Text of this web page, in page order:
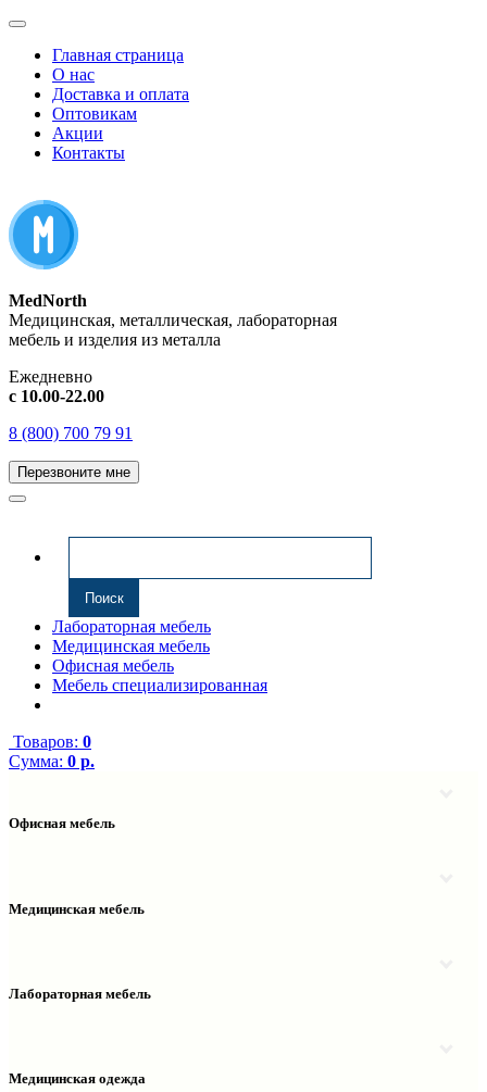
Главная страница
О нас
Доставка и оплата
Оптовикам
Акции
Контакты
MedNorth
Медицинская, металлическая, лабораторная
мебель и изделия из металла
Ежедневно
с 10.00-22.00
8 (800) 700 79 91
Перезвоните мне
Лабораторная мебель
Медицинская мебель
Офисная мебель
Мебель специализированная
Товаров: 0
Сумма: 0 р.
Офисная мебель
Надстройки
Столы рабочие
Шкафы колонки
Медицинская мебель
Шкафы колонки медицинские
Лабораторная мебель
Тумбы мойки лабораторные
Медицинская одежда